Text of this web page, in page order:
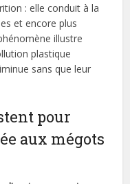
: elle conduit à la
et encore plus
illustre
plastique
sans que leur
pour
aux mégots